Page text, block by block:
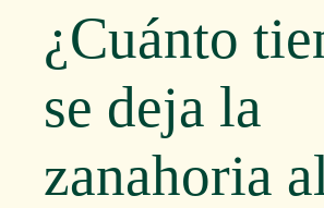
¿Cuánto
se deja la
zanahoria